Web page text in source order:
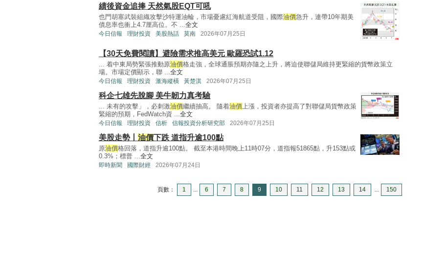
績後資金追捧 天然氣股EQT可吼
也門胡塞武裝組織攻擊沙特運油輪，市場憂慮紅海航道受阻，國際油價急升，連帶10年期美
債息率也衝上4.7厘高位。不 ... 全文
今日信報 理財投資 美股熱話 莫南 2026年07月25日
【30天免費閱讀】避險需求推高美元 歐羅恐試1.12
... 着中東局勢緊張推動原油價格走強，全球通脹預期亦隨之上升，將迫使聯儲局維持更緊縮的貨幣政策立
場。市場定價顯示，聯 ... 全文
今日信報 理財投資 滙海縱橫 黃楚淇 2026年07月25日
科企七雄先脫腳 美牛韌力真考驗
... 未有的攻擊」，必刺激油價繼續抽高。 隨着油價 上漲，投資者亦提高了對聯儲局貨幣政策
緊縮的預期，FedWatch資 ... 全文
今日信報 理財投資 信析 信報投資分析研究部 2026年07月25日
美股走勢丨 油價下跌 道指升逾100點
原油價格回落，道指升逾100點。 截至本港時間晚上11時07分，道指報51865點，升153點或
0.3%；標普 ... 全文
即時新聞 國際財經 2026年07月24日
頁數： 1 ... 6 7 8 9 10 11 12 13 14 ... 150